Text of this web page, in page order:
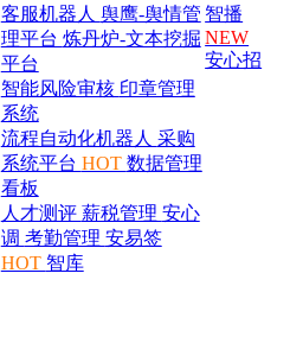
客服机器人 舆鹰-舆情管
理平台 炼丹炉-文本挖掘
平台
智能风险审核 印章管理
系统
流程自动化机器人 采购
系统平台 HOT 数据管理
看板
人才测评 薪税管理 安心
调 考勤管理 安易签
HOT 智库
智播
NEW
安心招